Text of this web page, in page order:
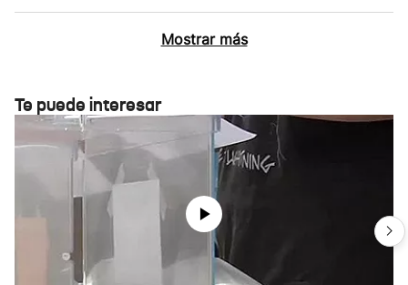
Mostrar más
Te puede interesar